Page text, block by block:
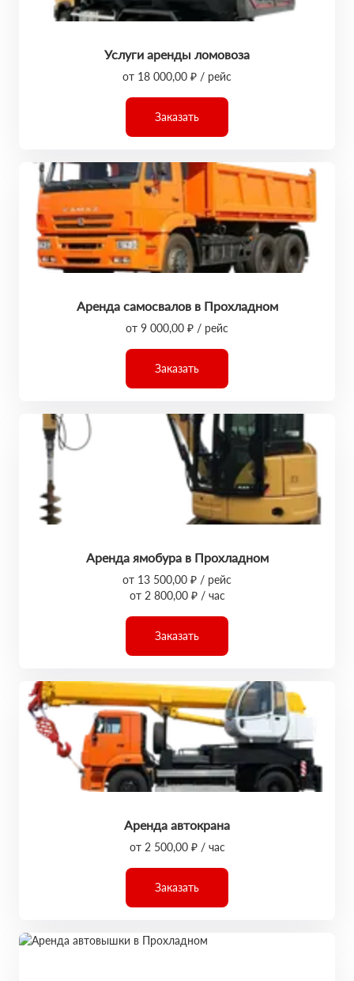
Услуги аренды ломовоза
от 18 000,00 ₽ / рейс
Заказать
Аренда самосвалов в Прохладном
от 9 000,00 ₽ / рейс
Заказать
Аренда ямобура в Прохладном
от 13 500,00 ₽ / рейс
от 2 800,00 ₽ / час
Заказать
Аренда автокрана
от 2 500,00 ₽ / час
Заказать